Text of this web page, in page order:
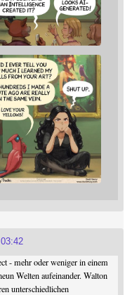
- mehr oder weniger in einem
Welten aufeinander. Walton
unterschiedlichen